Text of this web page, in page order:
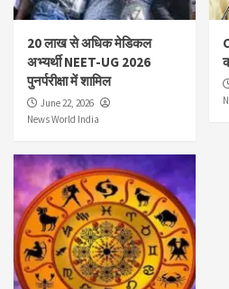
20 लाख से अधिक मेडिकल
अभ्यर्थी NEET-UG 2026
पुनर्परीक्षा में शामिल
June 22, 2026
News World India